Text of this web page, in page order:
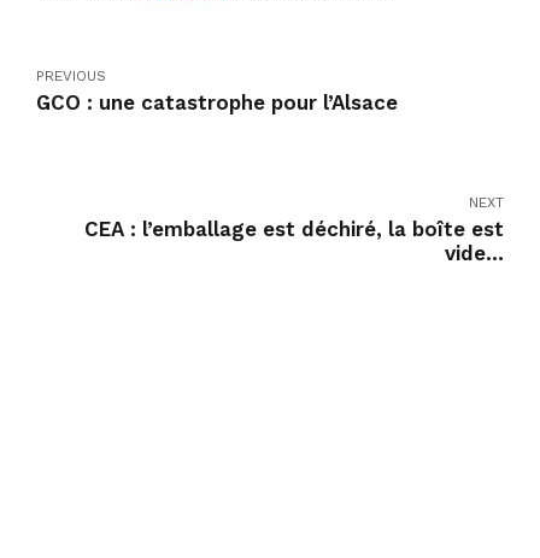
PREVIOUS
GCO : une catastrophe pour l’Alsace
NEXT
CEA : l’emballage est déchiré, la boîte est
vide…